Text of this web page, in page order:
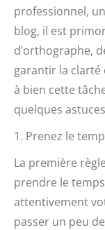
professionnel,
blog, il est
d’orthographe,
garantir la clarté
à bien cette
quelques
1. Prenez le
La première
prendre le
attentivement
passer un peu